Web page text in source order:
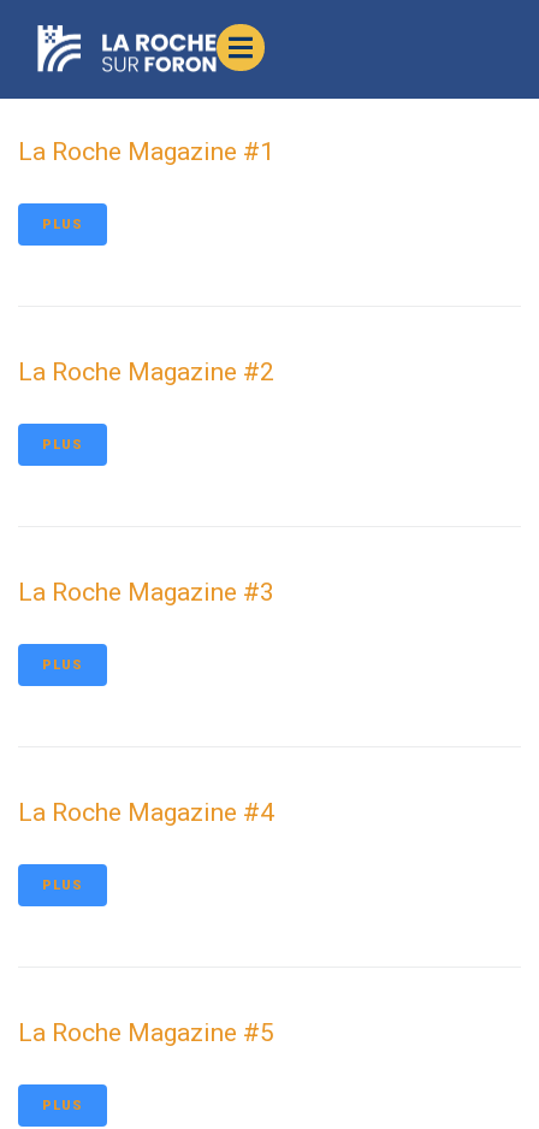
principal
La Roche Magazine #1
PLUS
La Roche Magazine #2
PLUS
La Roche Magazine #3
PLUS
La Roche Magazine #4
PLUS
La Roche Magazine #5
PLUS